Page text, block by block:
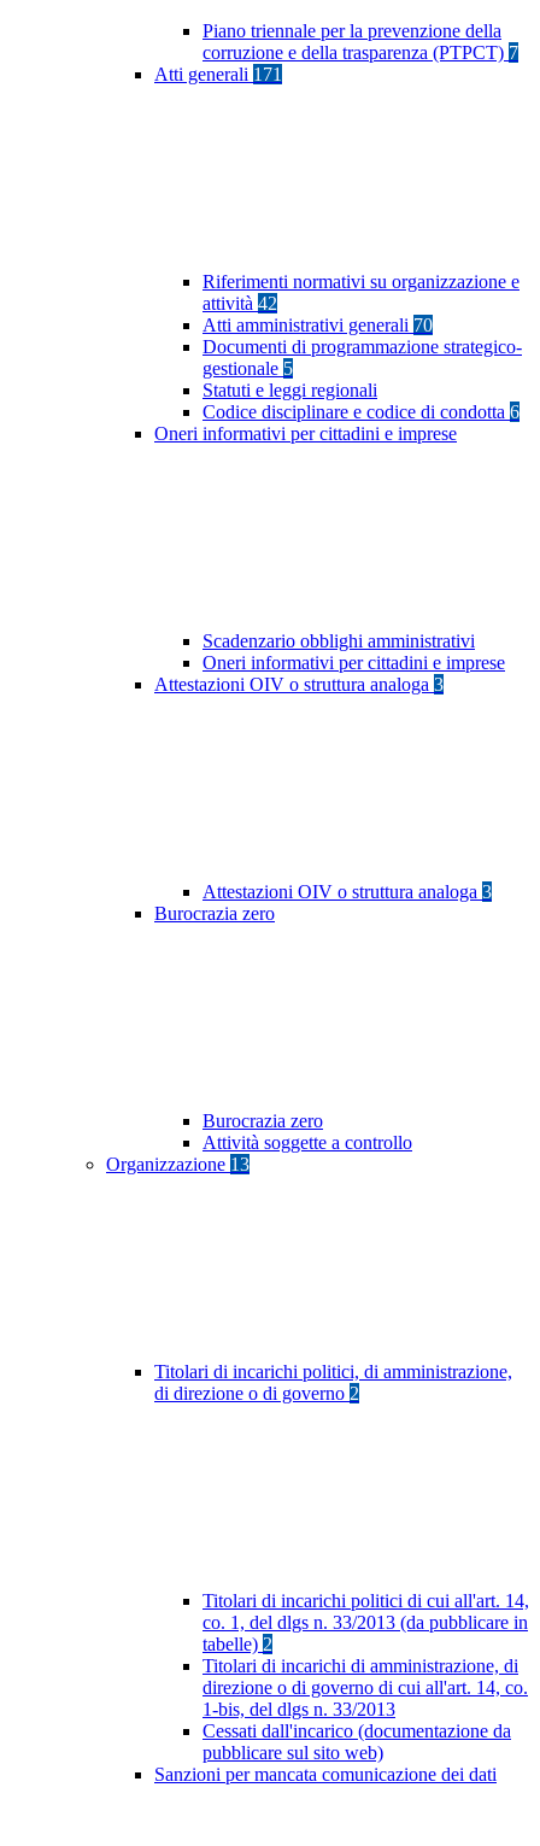
Piano triennale per la prevenzione della
corruzione e della trasparenza (PTPCT) 7
Atti generali 171
Riferimenti normativi su organizzazione e
attività 42
Atti amministrativi generali 70
Documenti di programmazione strategico-
gestionale 5
Statuti e leggi regionali
Codice disciplinare e codice di condotta 6
Oneri informativi per cittadini e imprese
Scadenzario obblighi amministrativi
Oneri informativi per cittadini e imprese
Attestazioni OIV o struttura analoga 3
Attestazioni OIV o struttura analoga 3
Burocrazia zero
Burocrazia zero
Attività soggette a controllo
Organizzazione 13
Titolari di incarichi politici, di amministrazione,
di direzione o di governo 2
Titolari di incarichi politici di cui all'art. 14,
co. 1, del dlgs n. 33/2013 (da pubblicare in
tabelle) 2
Titolari di incarichi di amministrazione, di
direzione o di governo di cui all'art. 14, co.
1-bis, del dlgs n. 33/2013
Cessati dall'incarico (documentazione da
pubblicare sul sito web)
Sanzioni per mancata comunicazione dei dati